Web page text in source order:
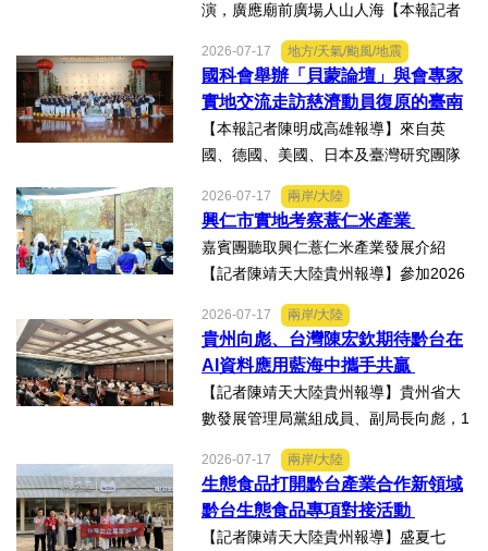
演，廣應廟前廣場人山人海【本報記者
陳明成高雄報導】台塑、南亞、台化及
台塑石化等四大公司邀請由當家小生孫
翠鳳領軍的明華園戲劇總團，周末晚在
高雄市林園區廣應廟公益演...
2026-07-17 地方/天氣/颱風/地震
國科會舉辦「貝蒙論壇」與會專家
實地交流走訪慈濟動員復原的臺南
楠西地震及丹娜絲風災區
【本報記者陳明成高雄報導】來自英
國、德國、美國、日本及臺灣研究團隊
及國際評審專家所參與為期四天，由國
科會舉辦的「貝蒙論壇」，實地交流活
動走訪臺南楠西地震及丹娜絲風災區，
慈濟動員資金與萬人次的復原...
2026-07-17 兩岸/大陸
興仁市實地考察薏仁米產業
嘉賓團聽取興仁薏仁米產業發展介紹
【記者陳靖天大陸貴州報導】參加2026
貴州·臺灣經貿交流合作懇談會、黔台特
色產業助力鄉村振興對接會的臺灣嘉賓
組團，7月15日，到興仁市實地考察，深
入調研興仁薏仁米...
2026-07-17 兩岸/大陸
貴州向彪、台灣陳宏欽期待黔台在
AI資料應用藍海中攜手共贏
【記者陳靖天大陸貴州報導】貴州省大
數發展管理局黨組成員、副局長向彪，1
4日，在2026年貴州・臺灣經貿交流合
作懇談會黔台大數據與人工智能產業對
接會上表示，召開黔台大數據與人工智
能產業對接會，旨在搭建兩...
2026-07-17 兩岸/大陸
生態食品打開黔台產業合作新領域
黔台生態食品專項對接活動
【記者陳靖天大陸貴州報導】盛夏七